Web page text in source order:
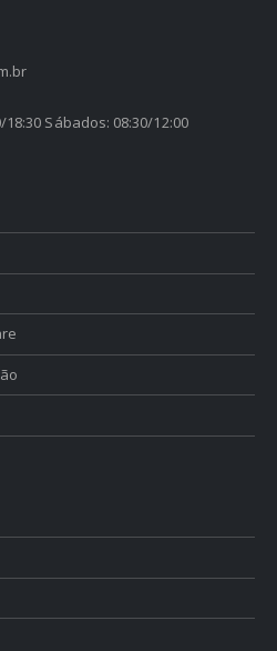
18:30 Sábados: 08:30/12:00